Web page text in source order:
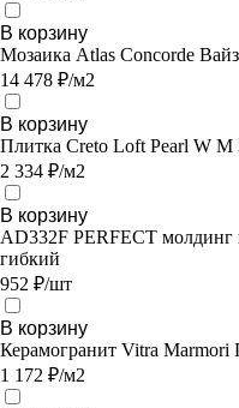
В корзину
Мозаика Atlas Concorde
14 478 ₽/м2
В корзину
Плитка Creto Loft Pearl W M
2 334 ₽/м2
В корзину
AD332F PERFECT молдинг
гибкий
952 ₽/шт
В корзину
Керамогранит Vitra
1 172 ₽/м2